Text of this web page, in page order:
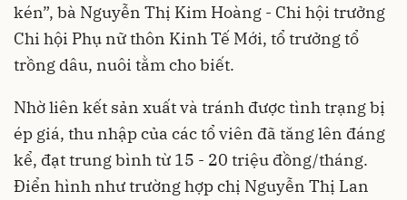
kén”, bà Nguyễn Thị Kim Hoàng - Chi hội trưởng
Chi hội Phụ nữ thôn Kinh Tế Mới, tổ trưởng tổ
trồng dâu, nuôi tằm cho biết.
Nhờ liên kết sản xuất và tránh được tình trạng bị
ép giá, thu nhập của các tổ viên đã tăng lên đáng
kể, đạt trung bình từ 15 - 20 triệu đồng/tháng.
Điển hình như trường hợp chị Nguyễn Thị Lan